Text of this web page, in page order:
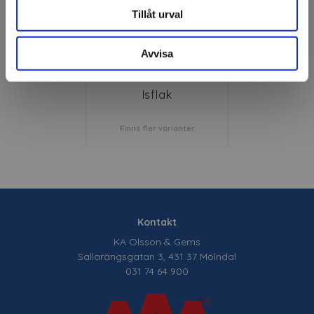
Tillåt urval
Avvisa
Isflak
Finns fler varianter
Kontakt
KA Olsson & Gems
Sallarängsgatan 3, 431 37 Mölndal
031 74 64 900